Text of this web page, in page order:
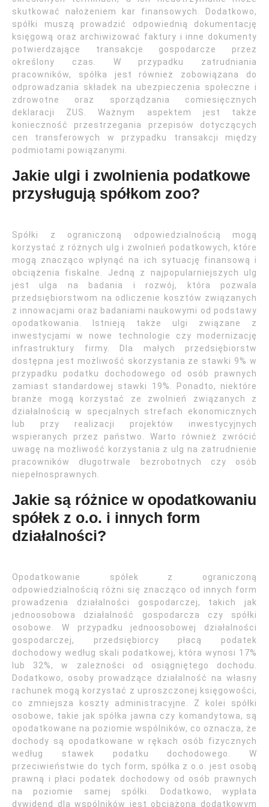
skutkować nałożeniem kar finansowych. Dodatkowo,
spółki muszą prowadzić odpowiednią dokumentację
księgową oraz archiwizować faktury i inne dokumenty
potwierdzające transakcje gospodarcze przez
określony czas. W przypadku zatrudniania
pracowników, spółka jest również zobowiązana do
odprowadzania składek na ubezpieczenia społeczne i
zdrowotne oraz sporządzania comiesięcznych
deklaracji ZUS. Ważnym aspektem jest także
konieczność przestrzegania przepisów dotyczących
cen transferowych w przypadku transakcji między
podmiotami powiązanymi.
Jakie ulgi i zwolnienia podatkowe
przysługują spółkom zoo?
Spółki z ograniczoną odpowiedzialnością mogą
korzystać z różnych ulg i zwolnień podatkowych, które
mogą znacząco wpłynąć na ich sytuację finansową i
obciążenia fiskalne. Jedną z najpopularniejszych ulg
jest ulga na badania i rozwój, która pozwala
przedsiębiorstwom na odliczenie kosztów związanych
z innowacjami oraz badaniami naukowymi od podstawy
opodatkowania. Istnieją także ulgi związane z
inwestycjami w nowe technologie czy modernizację
infrastruktury firmy. Dla małych przedsiębiorstw
dostępna jest możliwość skorzystania ze stawki 9% w
przypadku podatku dochodowego od osób prawnych
zamiast standardowej stawki 19%. Ponadto, niektóre
branże mogą korzystać ze zwolnień związanych z
działalnością w specjalnych strefach ekonomicznych
lub przy realizacji projektów inwestycyjnych
wspieranych przez państwo. Warto również zwrócić
uwagę na możliwość korzystania z ulg na zatrudnienie
pracowników długotrwale bezrobotnych czy osób
niepełnosprawnych.
Jakie są różnice w opodatkowaniu
spółek z o.o. i innych form
działalności?
Opodatkowanie spółek z ograniczoną
odpowiedzialnością różni się znacząco od innych form
prowadzenia działalności gospodarczej, takich jak
jednoosobowa działalność gospodarcza czy spółki
osobowe. W przypadku jednoosobowej działalności
gospodarczej, przedsiębiorcy płacą podatek
dochodowy według skali podatkowej, która wynosi 17%
lub 32%, w zależności od osiągniętego dochodu.
Dodatkowo, osoby prowadzące działalność na własny
rachunek mogą korzystać z uproszczonej księgowości,
co zmniejsza koszty administracyjne. Z kolei spółki
osobowe, takie jak spółka jawna czy komandytowa, są
opodatkowane na poziomie wspólników, co oznacza, że
dochody są opodatkowane w rękach osób fizycznych
według stawek podatku dochodowego. W
przeciwieństwie do tych form, spółka z o.o. jest osobą
prawną i płaci podatek dochodowy od osób prawnych
na poziomie samej spółki. Dodatkowo, wypłata
dywidend dla wspólników jest obciążona dodatkowym